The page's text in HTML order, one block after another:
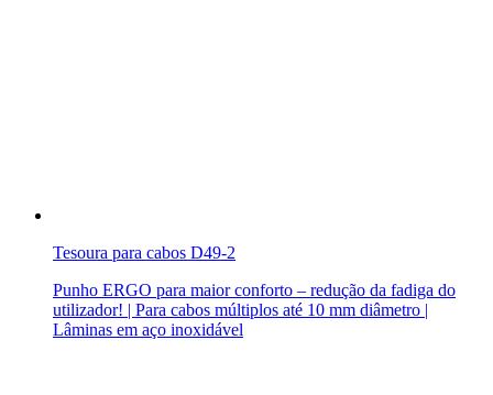
Tesoura para cabos D49-2
Punho ERGO para maior conforto – redução da fadiga do
utilizador! | Para cabos múltiplos até 10 mm diâmetro |
Lâminas em aço inoxidável